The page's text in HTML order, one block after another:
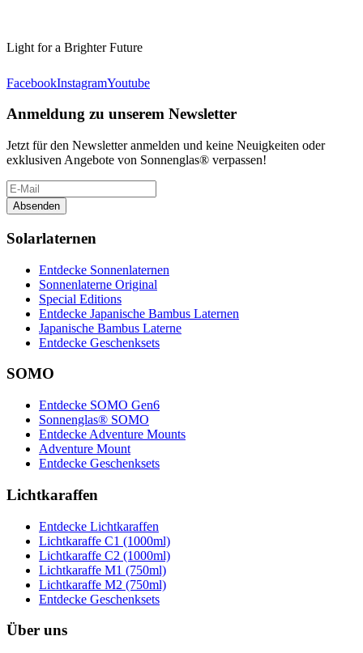
Light for a Brighter Future
FacebookInstagramYoutube
Anmeldung zu unserem Newsletter
Jetzt für den Newsletter anmelden und keine Neuigkeiten oder
exklusiven Angebote von Sonnenglas® verpassen!
Absenden
Solarlaternen
Entdecke Sonnenlaternen
Sonnenlaterne Original
Special Editions
Entdecke Japanische Bambus Laternen
Japanische Bambus Laterne
Entdecke Geschenksets
SOMO
Entdecke SOMO Gen6
Sonnenglas® SOMO
Entdecke Adventure Mounts
Adventure Mount
Entdecke Geschenksets
Lichtkaraffen
Entdecke Lichtkaraffen
Lichtkaraffe C1 (1000ml)
Lichtkaraffe C2 (1000ml)
Lichtkaraffe M1 (750ml)
Lichtkaraffe M2 (750ml)
Entdecke Geschenksets
Über uns